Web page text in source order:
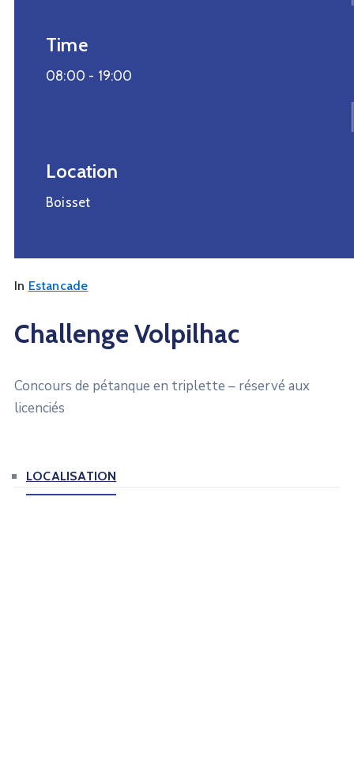
Time
08:00 - 19:00
Location
Boisset
In Estancade
Challenge Volpilhac
Concours de pétanque en triplette – réservé aux
licenciés
LOCALISATION